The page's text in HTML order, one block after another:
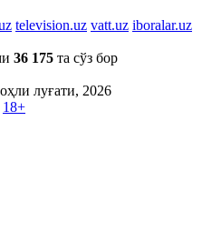
television.uz vatt.uz iboralar.uz
36 175 та сўз бор
луғати, 2026
18+